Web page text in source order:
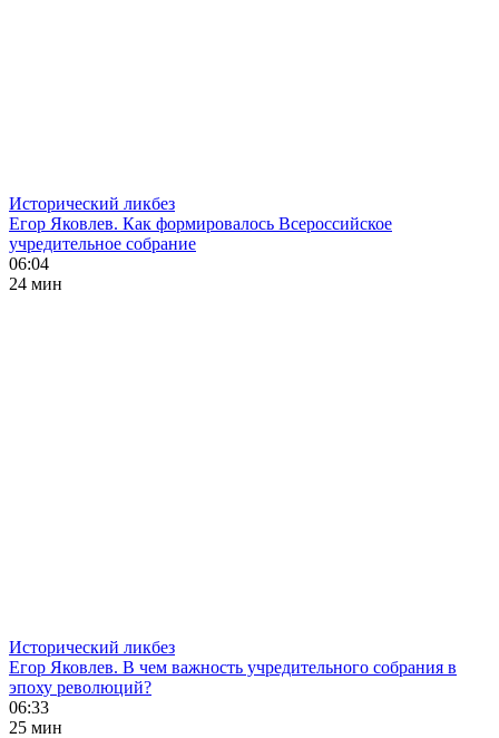
Исторический ликбез
Егор Яковлев. Как формировалось Всероссийское
учредительное собрание
06:04
24 мин
Исторический ликбез
Егор Яковлев. В чем важность учредительного собрания в
эпоху революций?
06:33
25 мин